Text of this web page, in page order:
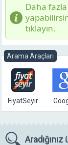
Daha
tıklayın.
Arama Araçları
FiyatSeyir